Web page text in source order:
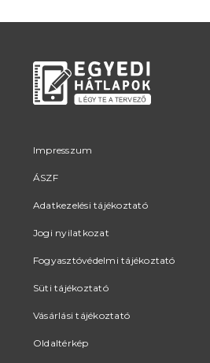
Impresszum
ÁSZF
Adatkezelési tájékoztató
Jogi nyilatkozat
Fogyasztóvédelmi tájékoztató
Süti tájékoztató
Vásárlási tájékoztató
Oldaltérkép